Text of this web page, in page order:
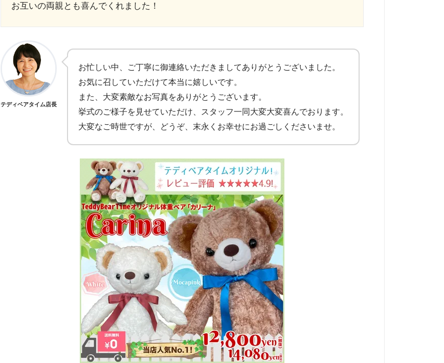
お互いの両親とも喜んでくれました！
テディベアタイム店長
お忙しい中、ご丁寧に御連絡いただきましてありがとうございました。
お気に召していただけて本当に嬉しいです。
また、大変素敵なお写真をありがとうございます。
挙式のご様子を見せていただけ、スタッフ一同大変大変喜んでおります。
大変なご時世ですが、どうぞ、末永くお幸せにお過ごしくださいませ。